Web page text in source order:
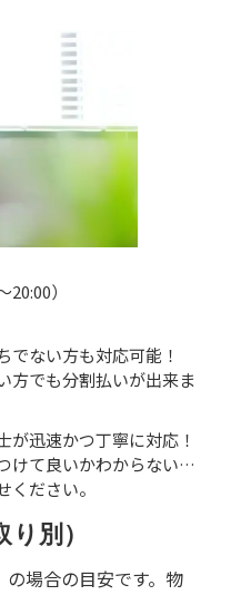
）
でない方も対応可能！
方でも分割払いが出来ま
が迅速かつ丁寧に対応！
けて良いかわからない…
ださい。
別）
場合の目安です。物